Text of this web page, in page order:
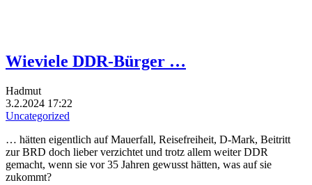
Wieviele DDR-Bürger …
Hadmut
3.2.2024 17:22
Uncategorized
… hätten eigentlich auf Mauerfall, Reisefreiheit, D-Mark, Beitritt
zur BRD doch lieber verzichtet und trotz allem weiter DDR
gemacht, wenn sie vor 35 Jahren gewusst hätten, was auf sie
zukommt?